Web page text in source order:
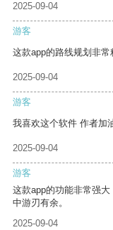
2025-09-04
游客
这款app的路线规划非常
2025-09-04
游客
我喜欢这个软件 作者加
2025-09-04
游客
这款app的功能非常强
中游刃有余。
2025-09-04